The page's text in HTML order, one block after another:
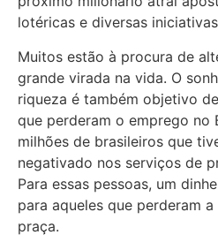
lotéricas e diversas
Muitos estão à procura de
grande virada na vida. O
riqueza é também objetivo
que perderam o emprego no
milhões de brasileiros que
negativado nos serviços de
Para essas pessoas, um
para aqueles que perderam
praça.